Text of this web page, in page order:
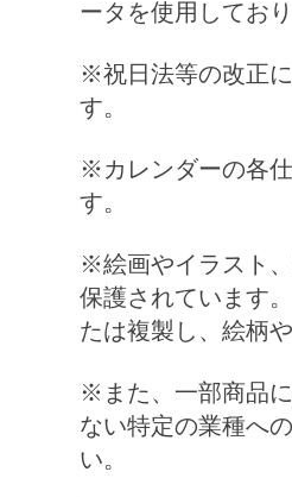
ータを使用しており
※祝日法等の改正
す。
※カレンダーの各
す。
※絵画やイラスト
保護されています
たは複製し、絵柄
※また、一部商品
ない特定の業種へ
い。